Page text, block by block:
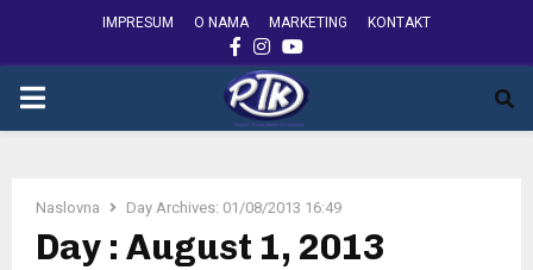
IMPRESUM O NAMA MARKETING KONTAKT
FACEBOOK
INSTAGRAM
YOUTUBE
PRIMARY
Naslovna Day Archives: 01/08/2013 16:49
Day : August 1, 2013